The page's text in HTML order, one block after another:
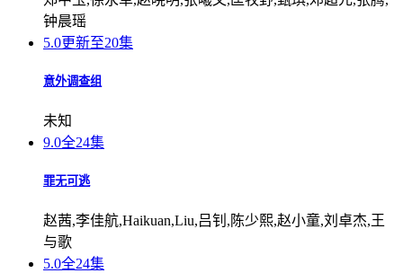
钟晨瑶
5.0更新至20集
意外调查组
未知
9.0全24集
罪无可逃
赵茜,李佳航,Haikuan,Liu,吕钊,陈少熙,赵小童,刘卓杰,王
与歌
5.0全24集